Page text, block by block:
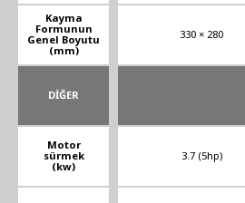
Kayma
Formunun
Genel Boyutu
(mm)
DİĞER
Motor
sürmek
(kw)
330 × 280
3.7 (5hp)